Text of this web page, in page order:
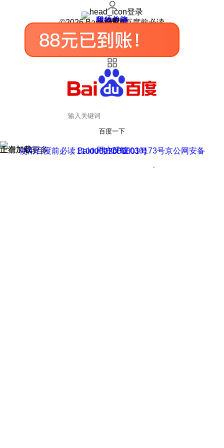
登录
我的关注
我的收藏
皮肤中心
用户反馈
设置
©2026 Baidu 使用百度前必读
百度一下
正在加载
上滑加载更多 用户反馈
使用百度前必读 Baidu 京ICP证030173号
京公网安备11000002000001号